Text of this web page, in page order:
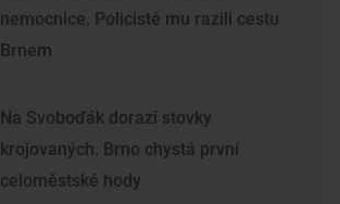
nemocnice. Policisté mu razili cestu
Brnem
Na Svoboďák dorazí stovky
krojovaných. Brno chystá první
celoměstské hody